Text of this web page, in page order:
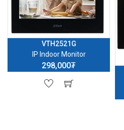
VTH2521G
IP Indoor Monitor
298,000₮